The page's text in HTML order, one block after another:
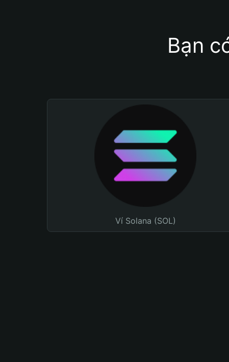
Bạn
Ví Solana (SOL)